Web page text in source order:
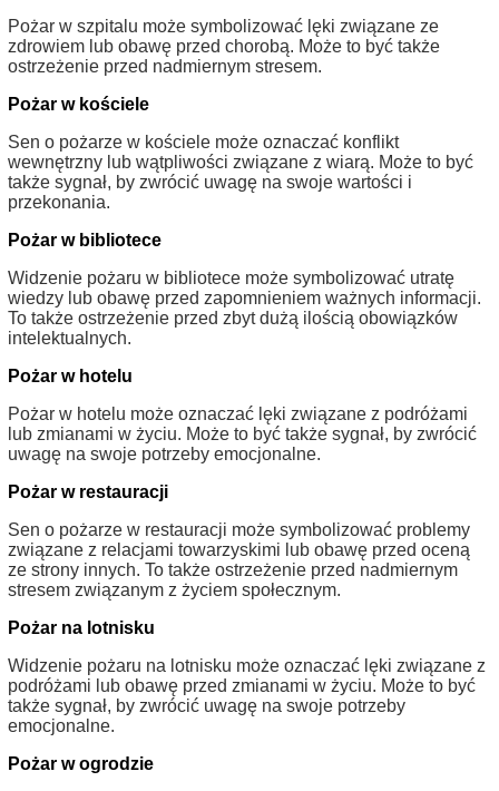
Pożar w szpitalu może symbolizować lęki związane ze
zdrowiem lub obawę przed chorobą. Może to być także
ostrzeżenie przed nadmiernym stresem.
Pożar w kościele
Sen o pożarze w kościele może oznaczać konflikt
wewnętrzny lub wątpliwości związane z wiarą. Może to być
także sygnał, by zwrócić uwagę na swoje wartości i
przekonania.
Pożar w bibliotece
Widzenie pożaru w bibliotece może symbolizować utratę
wiedzy lub obawę przed zapomnieniem ważnych informacji.
To także ostrzeżenie przed zbyt dużą ilością obowiązków
intelektualnych.
Pożar w hotelu
Pożar w hotelu może oznaczać lęki związane z podróżami
lub zmianami w życiu. Może to być także sygnał, by zwrócić
uwagę na swoje potrzeby emocjonalne.
Pożar w restauracji
Sen o pożarze w restauracji może symbolizować problemy
związane z relacjami towarzyskimi lub obawę przed oceną
ze strony innych. To także ostrzeżenie przed nadmiernym
stresem związanym z życiem społecznym.
Pożar na lotnisku
Widzenie pożaru na lotnisku może oznaczać lęki związane z
podróżami lub obawę przed zmianami w życiu. Może to być
także sygnał, by zwrócić uwagę na swoje potrzeby
emocjonalne.
Pożar w ogrodzie